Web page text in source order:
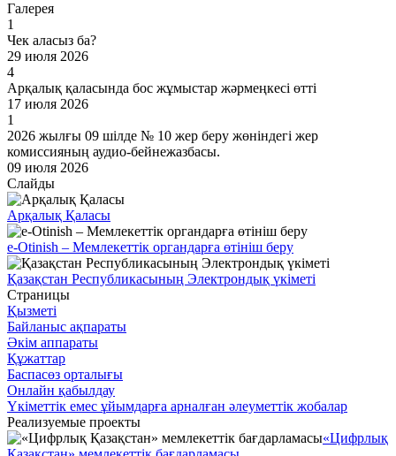
Галерея
1
Чек аласыз ба?
29 июля 2026
4
Арқалық қаласында бос жұмыстар жәрмеңкесі өтті
17 июля 2026
1
2026 жылғы 09 шілде № 10 жер беру жөніндегі жер
комиссияның аудио-бейнежазбасы.
09 июля 2026
Слайды
Арқалық Қаласы
e-Otinish – Мемлекеттік органдарға өтініш беру
Қазақстан Республикасының Электрондық үкіметі
Страницы
Қызметі
Байланыс ақпараты
Әкім аппараты
Құжаттар
Баспасөз орталығы
Онлайн қабылдау
Үкіметтік емес ұйымдарға арналған әлеуметтік жобалар
Реализуемые проекты
«Цифрлық